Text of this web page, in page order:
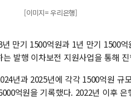
[이미지= 우리은행]
만기 1500억원과 1년 만기 1500
는 발행 이차보전 지원사업을 통해
년과 2025년에 각각 1500억원 규
억원을 기록했다. 2022년 이후